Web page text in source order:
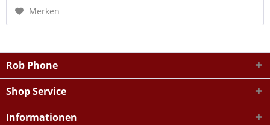
Merken
Rob Phone
Shop Service
Informationen